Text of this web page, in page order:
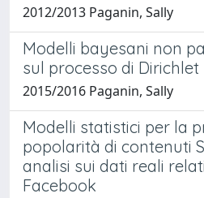
2012/2013 Paganin, Sally
Modelli bayesani non
sul processo di Dirichlet
2015/2016 Paganin, Sally
Modelli statistici per la
popolarità di contenuti
analisi sui dati reali
Facebook